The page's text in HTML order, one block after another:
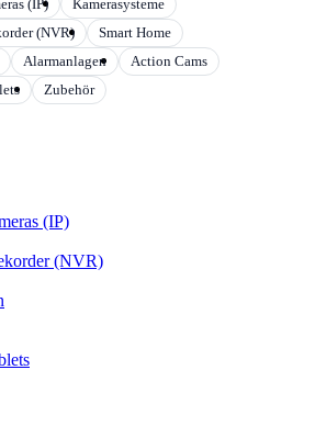
(IP)
Kamerasysteme
(NVR)
Smart Home
Alarmanlagen
Action Cams
Zubehör
(IP)
(NVR)